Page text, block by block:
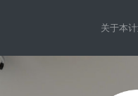
关于本计